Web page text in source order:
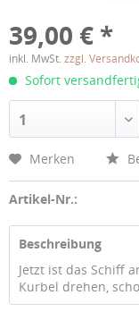
39,00 € *
inkl. MwSt. zzgl.
Sofort
1
Merken
Artikel-Nr.:
Beschreibung
Jetzt ist das Schiff
Kurbel drehen,